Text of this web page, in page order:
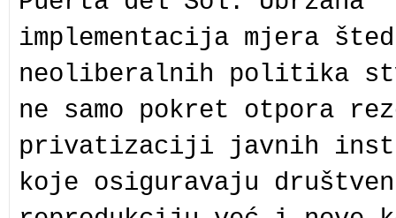
implementacija mjera
neoliberalnih politika
ne samo pokret otpora
privatizaciji javnih
koje osiguravaju